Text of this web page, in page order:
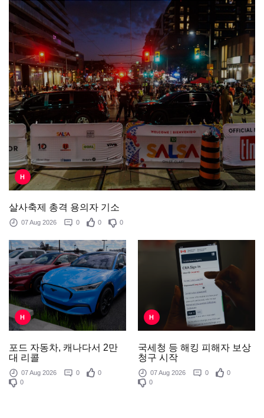
H
살사축제 총격 용의자 기소
07 Aug 2026 0 0 0
H
포드 자동차, 캐나다서 2만
대 리콜
07 Aug 2026 0
0
0
H
국세청 등 해킹 피해자 보상
청구 시작
07 Aug 2026 0
0
0